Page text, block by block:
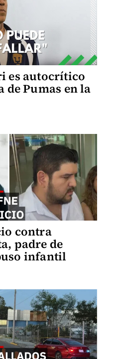
es autocrítico
de Pumas en la
contra
padre de
infantil